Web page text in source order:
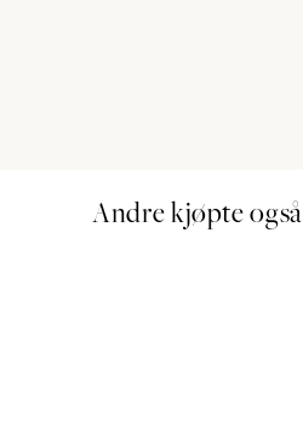
Andre kjøpte også